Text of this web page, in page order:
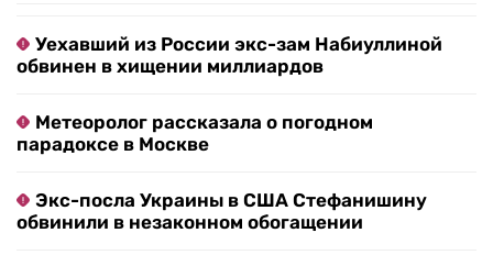
Уехавший из России экс-зам Набиуллиной
обвинен в хищении миллиардов
Метеоролог рассказала о погодном
парадоксе в Москве
Экс-посла Украины в США Стефанишину
обвинили в незаконном обогащении